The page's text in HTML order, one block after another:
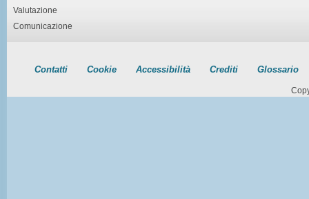
Valutazione
Comunicazione
Contatti Cookie Accessibilità Crediti Glossario